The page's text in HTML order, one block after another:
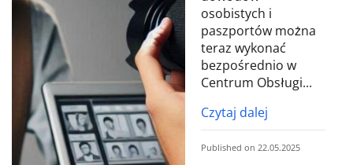
osobistych i
paszportów można
teraz wykonać
bezpośrednio w
Centrum Obsługi...
Czytaj dalej
Published on 22.05.2025